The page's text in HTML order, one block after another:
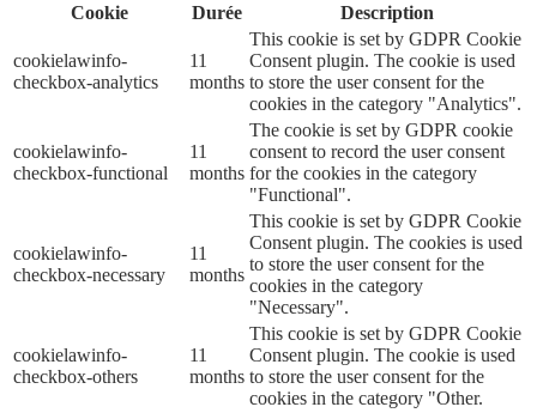
Cookie
Durée Description
cookielawinfo-
checkbox-analytics
11
months
This cookie is set by GDPR Cookie
Consent plugin. The cookie is used
to store the user consent for the
cookies in the category "Analytics".
cookielawinfo-
checkbox-functional
11
months
The cookie is set by GDPR cookie
consent to record the user consent
for the cookies in the category
"Functional".
cookielawinfo-
checkbox-necessary
11
months
This cookie is set by GDPR Cookie
Consent plugin. The cookies is used
to store the user consent for the
cookies in the category
"Necessary".
cookielawinfo-
checkbox-others
11
months
This cookie is set by GDPR Cookie
Consent plugin. The cookie is used
to store the user consent for the
cookies in the category "Other.